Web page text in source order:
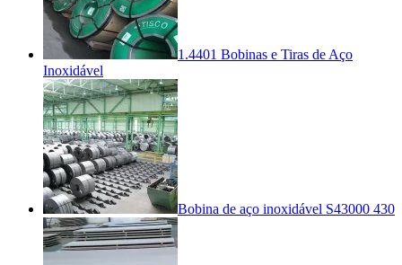
1.4401 Bobinas e Tiras de Aço
Inoxidável
Bobina de aço inoxidável S43000 430